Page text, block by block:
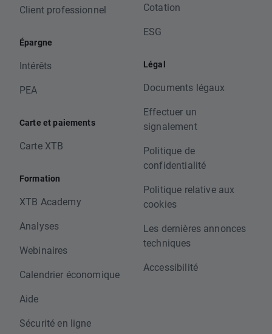
Client professionnel
Épargne
Intérêts
PEA
Carte et paiements
Carte XTB
Formation
XTB Academy
Analyses
Webinaires
Calendrier économique
Aide
Sécurité en ligne
Cotation
ESG
Légal
Documents légaux
Effectuer un
signalement
Politique de
confidentialité
Politique relative aux
cookies
Les dernières annonces
techniques
Accessibilité